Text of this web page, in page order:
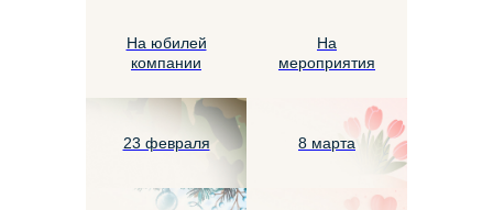
На юбилей
компании
На
мероприятия
23 февраля 8 марта